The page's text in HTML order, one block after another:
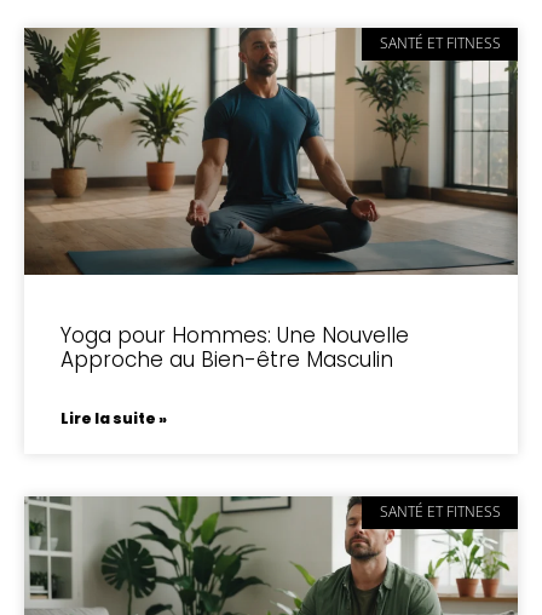
SANTÉ ET FITNESS
Yoga pour Hommes: Une Nouvelle
Approche au Bien-être Masculin
Lire la suite »
SANTÉ ET FITNESS